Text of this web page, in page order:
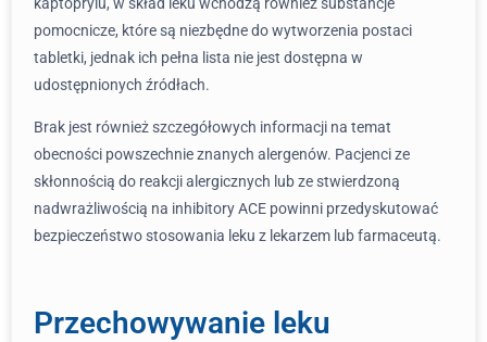
pomocnicze, które są niezbędne do wytworzenia postaci
tabletki, jednak ich pełna lista nie jest dostępna w
udostępnionych źródłach.
Brak jest również szczegółowych informacji na temat
obecności powszechnie znanych alergenów. Pacjenci ze
skłonnością do reakcji alergicznych lub ze stwierdzoną
nadwrażliwością na inhibitory ACE powinni przedyskutować
bezpieczeństwo stosowania leku z lekarzem lub farmaceutą.
Przechowywanie leku